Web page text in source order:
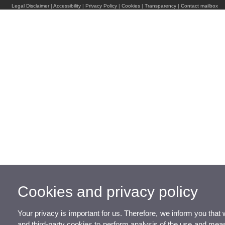
Legal Disclaimer |Accessibility |Privacy Policy |Cookies |Transparency |Contact mailbox
Cookies and privacy policy
Your privacy is important for us. Therefore, we inform you that